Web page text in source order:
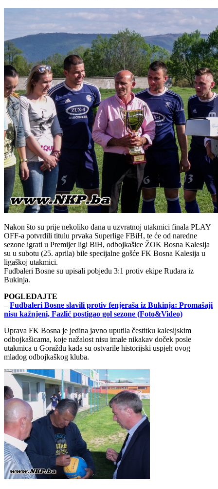
Nakon što su prije nekoliko dana u uzvratnoj utakmici finala PLAY
OFF-a potvrdili titulu prvaka Superlige FBiH, te će od naredne
sezone igrati u Premijer ligi BiH, odbojkašice ŽOK Bosna Kalesija
su u subotu (25. aprila) bile specijalne gošće FK Bosna Kalesija u
ligaškoj utakmici.
Fudbaleri Bosne su upisali pobjedu 3:1 protiv ekipe Rudara iz
Bukinja.
POGLEDAJTE
– Fudbaleri Bosne slavili protiv fenjeraša iz Bukinja: Promašaji
nisu kažnjeni, Fazlić postigao gol sezone (Foto&Video)
Uprava FK Bosna je jedina javno uputila čestitku kalesijskim
odbojkašicama, koje nažalost nisu imale nikakav doček posle
utakmica u Goraždu kada su ostvarile historijski uspjeh ovog
mladog odbojkaškog kluba.